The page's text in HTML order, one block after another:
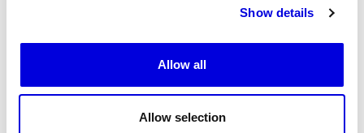
Show details
Allow all
Allow selection